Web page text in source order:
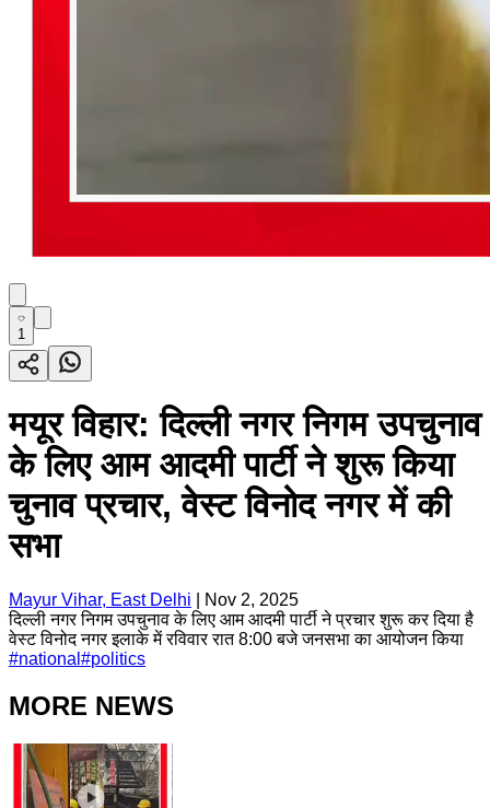
1
मयूर विहार: दिल्ली नगर निगम उपचुनाव
के लिए आम आदमी पार्टी ने शुरू किया
चुनाव प्रचार, वेस्ट विनोद नगर में की
सभा
Mayur Vihar, East Delhi
Nov 2, 2025
दिल्ली नगर निगम उपचुनाव के लिए आम आदमी पार्टी ने प्रचार शुरू कर दिया है
वेस्ट विनोद नगर इलाके में रविवार रात 8:00 बजे जनसभा का आयोजन किया
#national #politics
MORE NEWS